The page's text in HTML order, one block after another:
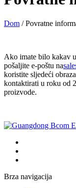
Dom / Povratne
Ako imate bilo kakav
pošaljite e-poštu na
koristite sljedeći
kontaktirati u roku od
proizvode.
Brza navigacija